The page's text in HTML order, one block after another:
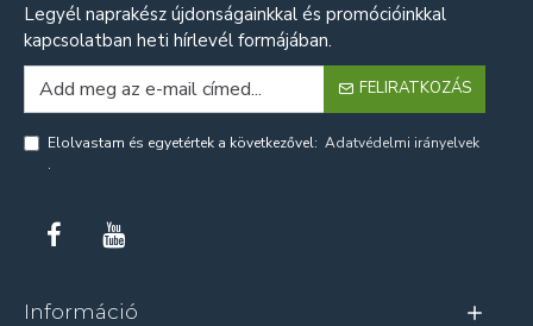
Legyél naprakész újdonságainkkal és promócióinkkal
kapcsolatban heti hírlevél formájában.
FELIRATKOZÁS
Elolvastam és egyetértek a következővel: Adatvédelmi irányelvek
.
Információ